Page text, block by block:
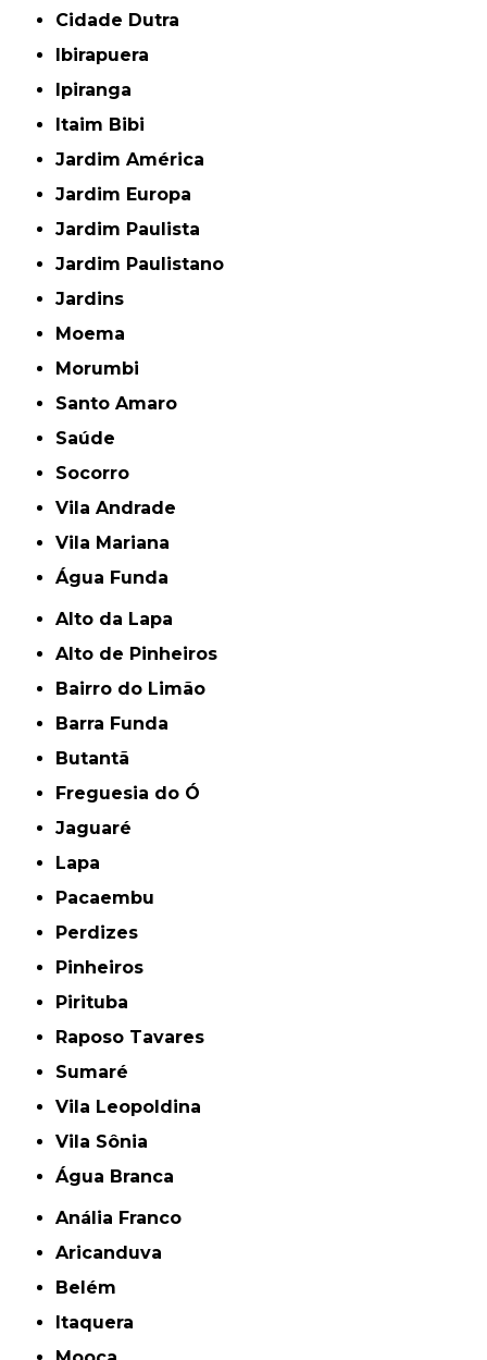
Cidade Dutra
Ibirapuera
Ipiranga
Itaim Bibi
Jardim América
Jardim Europa
Jardim Paulista
Jardim Paulistano
Jardins
Moema
Morumbi
Santo Amaro
Saúde
Socorro
Vila Andrade
Vila Mariana
Água Funda
Alto da Lapa
Alto de Pinheiros
Bairro do Limão
Barra Funda
Butantã
Freguesia do Ó
Jaguaré
Lapa
Pacaembu
Perdizes
Pinheiros
Pirituba
Raposo Tavares
Sumaré
Vila Leopoldina
Vila Sônia
Água Branca
Anália Franco
Aricanduva
Belém
Itaquera